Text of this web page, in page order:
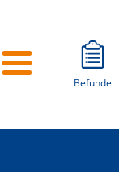
Befunde